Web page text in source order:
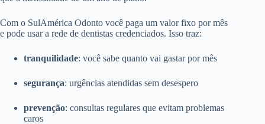
Com o SulAmérica Odonto você paga um valor fixo por mês
e pode usar a rede de dentistas credenciados. Isso traz:
tranquilidade: você sabe quanto vai gastar por mês
segurança: urgências atendidas sem desespero
prevenção: consultas regulares que evitam problemas
caros